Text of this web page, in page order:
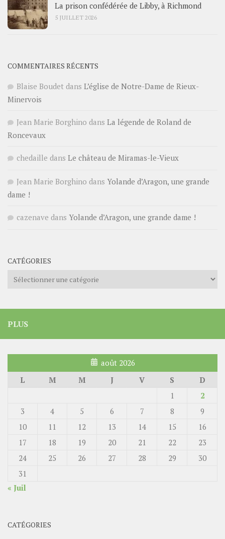
La prison confédérée de Libby, à Richmond
5 JUILLET 2026
COMMENTAIRES RÉCENTS
Blaise Boudet dans L’église de Notre-Dame de Rieux-
Minervois
Jean Marie Borghino dans La légende de Roland de
Roncevaux
chedaille dans Le château de Miramas-le-Vieux
Jean Marie Borghino dans Yolande d’Aragon, une grande
dame !
cazenave dans Yolande d’Aragon, une grande dame !
CATÉGORIES
Catégories
PLUS
août 2026
L
M M J V S
D
1
2
3
4 5 6 7 8
9
10
11 12 13 14 15
16
17
18 19 20 21 22
23
24
25 26 27 28 29
30
31
« Juil
CATÉGORIES